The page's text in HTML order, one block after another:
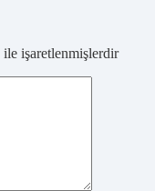
ile işaretlenmişlerdir